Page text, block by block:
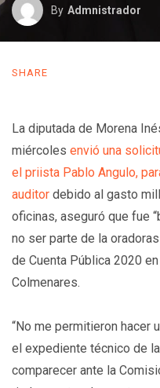
By Admnistrador
SHARE
La diputada de Morena
miércoles envió una
el priista Pablo Angulo,
auditor debido al gasto
oficinas, aseguró que fue
no ser parte de la
de Cuenta Pública 2020
Colmenares.
“No me permitieron hacer
el expediente técnico de
comparecer ante la